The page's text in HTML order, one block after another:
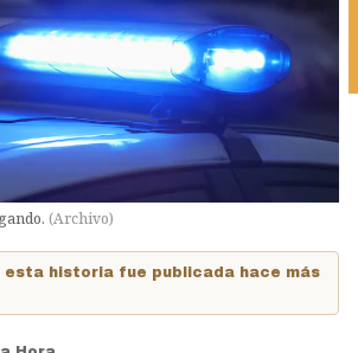
(Archivo)
esta historia fue publicada hace más